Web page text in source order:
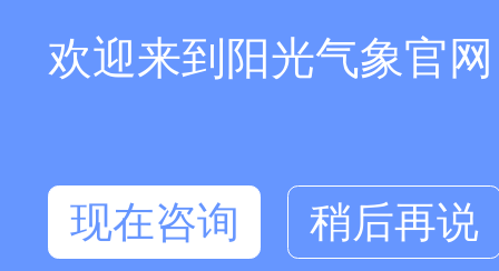
欢迎来到阳光气象官
现在咨询 稍后再说